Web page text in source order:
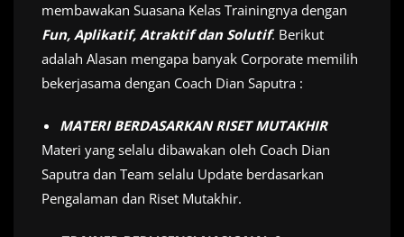
membawakan Suasana Kelas Trainingnya dengan
Fun, Aplikatif, Atraktif dan Solutif. Berikut
adalah Alasan mengapa banyak Corporate memilih
bekerjasama dengan Coach Dian Saputra :
MATERI BERDASARKAN RISET MUTAKHIR
Materi yang selalu dibawakan oleh Coach Dian
Saputra dan Team selalu Update berdasarkan
Pengalaman dan Riset Mutakhir.